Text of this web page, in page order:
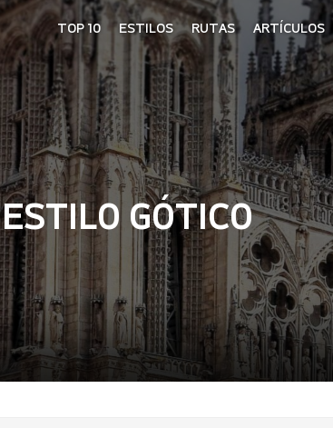
TOP 10 ESTILOS RUTAS ARTÍCULOS
ESTILO GÓTICO